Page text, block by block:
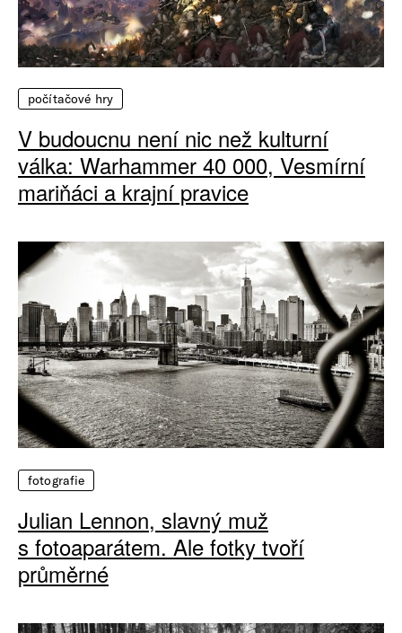
počítačové hry
V budoucnu není nic než kulturní
válka: Warhammer 40 000, Vesmírní
mariňáci a krajní pravice
fotografie
Julian Lennon, slavný muž
s fotoaparátem. Ale fotky tvoří
průměrné